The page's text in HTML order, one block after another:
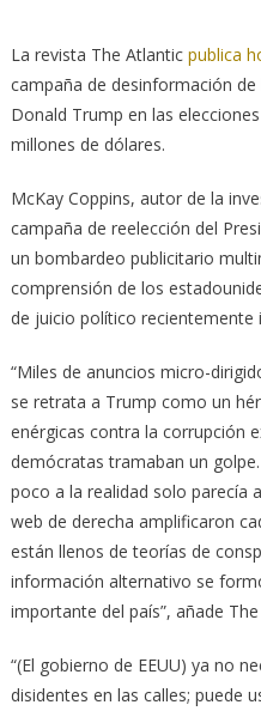
La revista The Atlantic publica
campaña de desinformación
Donald Trump en las
millones de dólares.
McKay Coppins, autor de la
campaña de reelección del
un bombardeo publicitario
comprensión de los
de juicio político recientemente
“Miles de anuncios micro-
se retrata a Trump como un
enérgicas contra la corrupción
demócratas tramaban un
poco a la realidad solo parecía
web de derecha amplificaron
están llenos de teorías de
información alternativo se
importante del país”, añade
“(El gobierno de EEUU) ya no
disidentes en las calles; puede